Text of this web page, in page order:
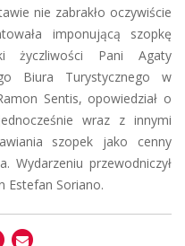
nie zabrakło oczywiście
imponującą szopkę
życzliwości Pani Agaty
Biura Turystycznego w
Sentis, opowiedział o
wraz z innymi
szopek jako cenny
Wydarzeniu przewodniczył
Estefan Soriano.